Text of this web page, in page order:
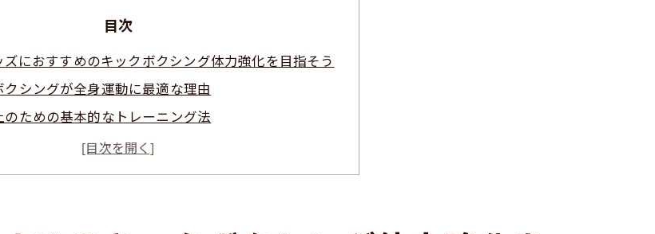
目次
におすすめのキックボクシング体力強化を目指そう
クシングが全身運動に最適な理由
のための基本的なトレーニング法
けクラスの安全性と楽しさ
高めるためのストレッチ方法
人気のキックボクシングスタジオ